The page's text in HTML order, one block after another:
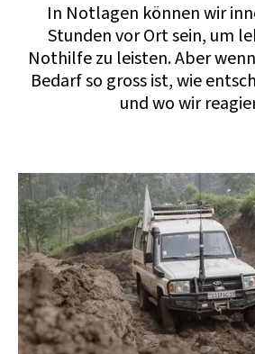
In Notlagen können wir
Stunden vor Ort sein, um
Nothilfe zu leisten. Aber
Bedarf so gross ist, wie
und wo wir